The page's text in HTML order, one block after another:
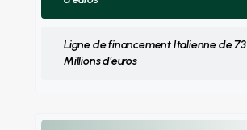
Ligne de financement Italienne de 73
Millions d’euros